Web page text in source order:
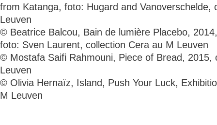
from Katanga, foto: Hugard and Vanoverschelde,
Leuven
© Beatrice Balcou, Bain de lumière Placebo,
foto: Sven Laurent, collection Cera au M Leuven
© Mostafa Saifi Rahmouni, Piece of Bread, 2015,
Leuven
© Olivia Hernaïz, Island, Push Your Luck,
M Leuven